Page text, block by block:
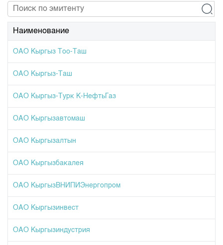
Руководство
Внутренний аудитор
Комитеты
Наши партнеры
Cтратегия развития
Корпоративные документы
Листинг
Центр раскрытия информации
Аналитика
Финансовый рынок KG
Пресс-клуб
25 лет ЗАО КФБ
Биржевая деятельность
Депозитарная деятельность
Центр раскрытия информации
Статистика торгов
Итоги последних торгов
Архив торгов
Индекс и Капитализация
Котировки по драг. металлам
Расписание аукционов по ГЦБ
Результаты аукционов ГЦБ
Объем ГЦБ в обращении
Учебный центр
Общая информация
План работы на год
Наименование
ОАО Кыргыз Тоо-Таш
ОАО Кыргыз-Таш
ОАО Кыргыз-Турк К-НефтьГаз
ОАО Кыргызавтомаш
ОАО Кыргызалтын
ОАО Кыргызбакалея
ОАО КыргызВНИПИЭнергопром
ОАО Кыргызинвест
ОАО Кыргызиндустрия